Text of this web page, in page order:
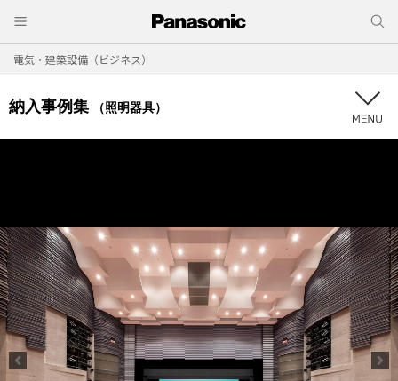
電気・建築設備（ビジネス）
納入事例集 （照明器具）